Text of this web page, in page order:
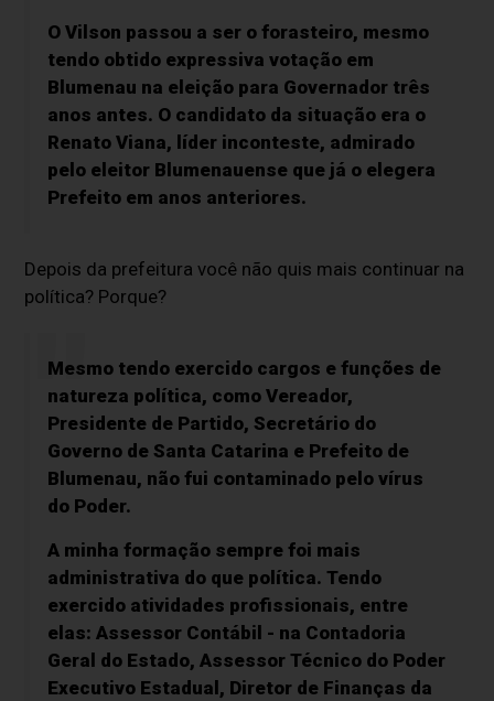
O Vilson passou a ser o forasteiro, mesmo
tendo obtido expressiva votação em
Blumenau na eleição para Governador três
anos antes. O candidato da situação era o
Renato Viana, líder inconteste, admirado
pelo eleitor Blumenauense que já o elegera
Prefeito em anos anteriores.
Depois da prefeitura você não quis mais continuar na
política? Porque?
Mesmo tendo exercido cargos e funções de
natureza política, como Vereador,
Presidente de Partido, Secretário do
Governo de Santa Catarina e Prefeito de
Blumenau, não fui contaminado pelo vírus
do Poder.
A minha formação sempre foi mais
administrativa do que política. Tendo
exercido atividades profissionais, entre
elas: Assessor Contábil - na Contadoria
Geral do Estado, Assessor Técnico do Poder
Executivo Estadual, Diretor de Finanças da